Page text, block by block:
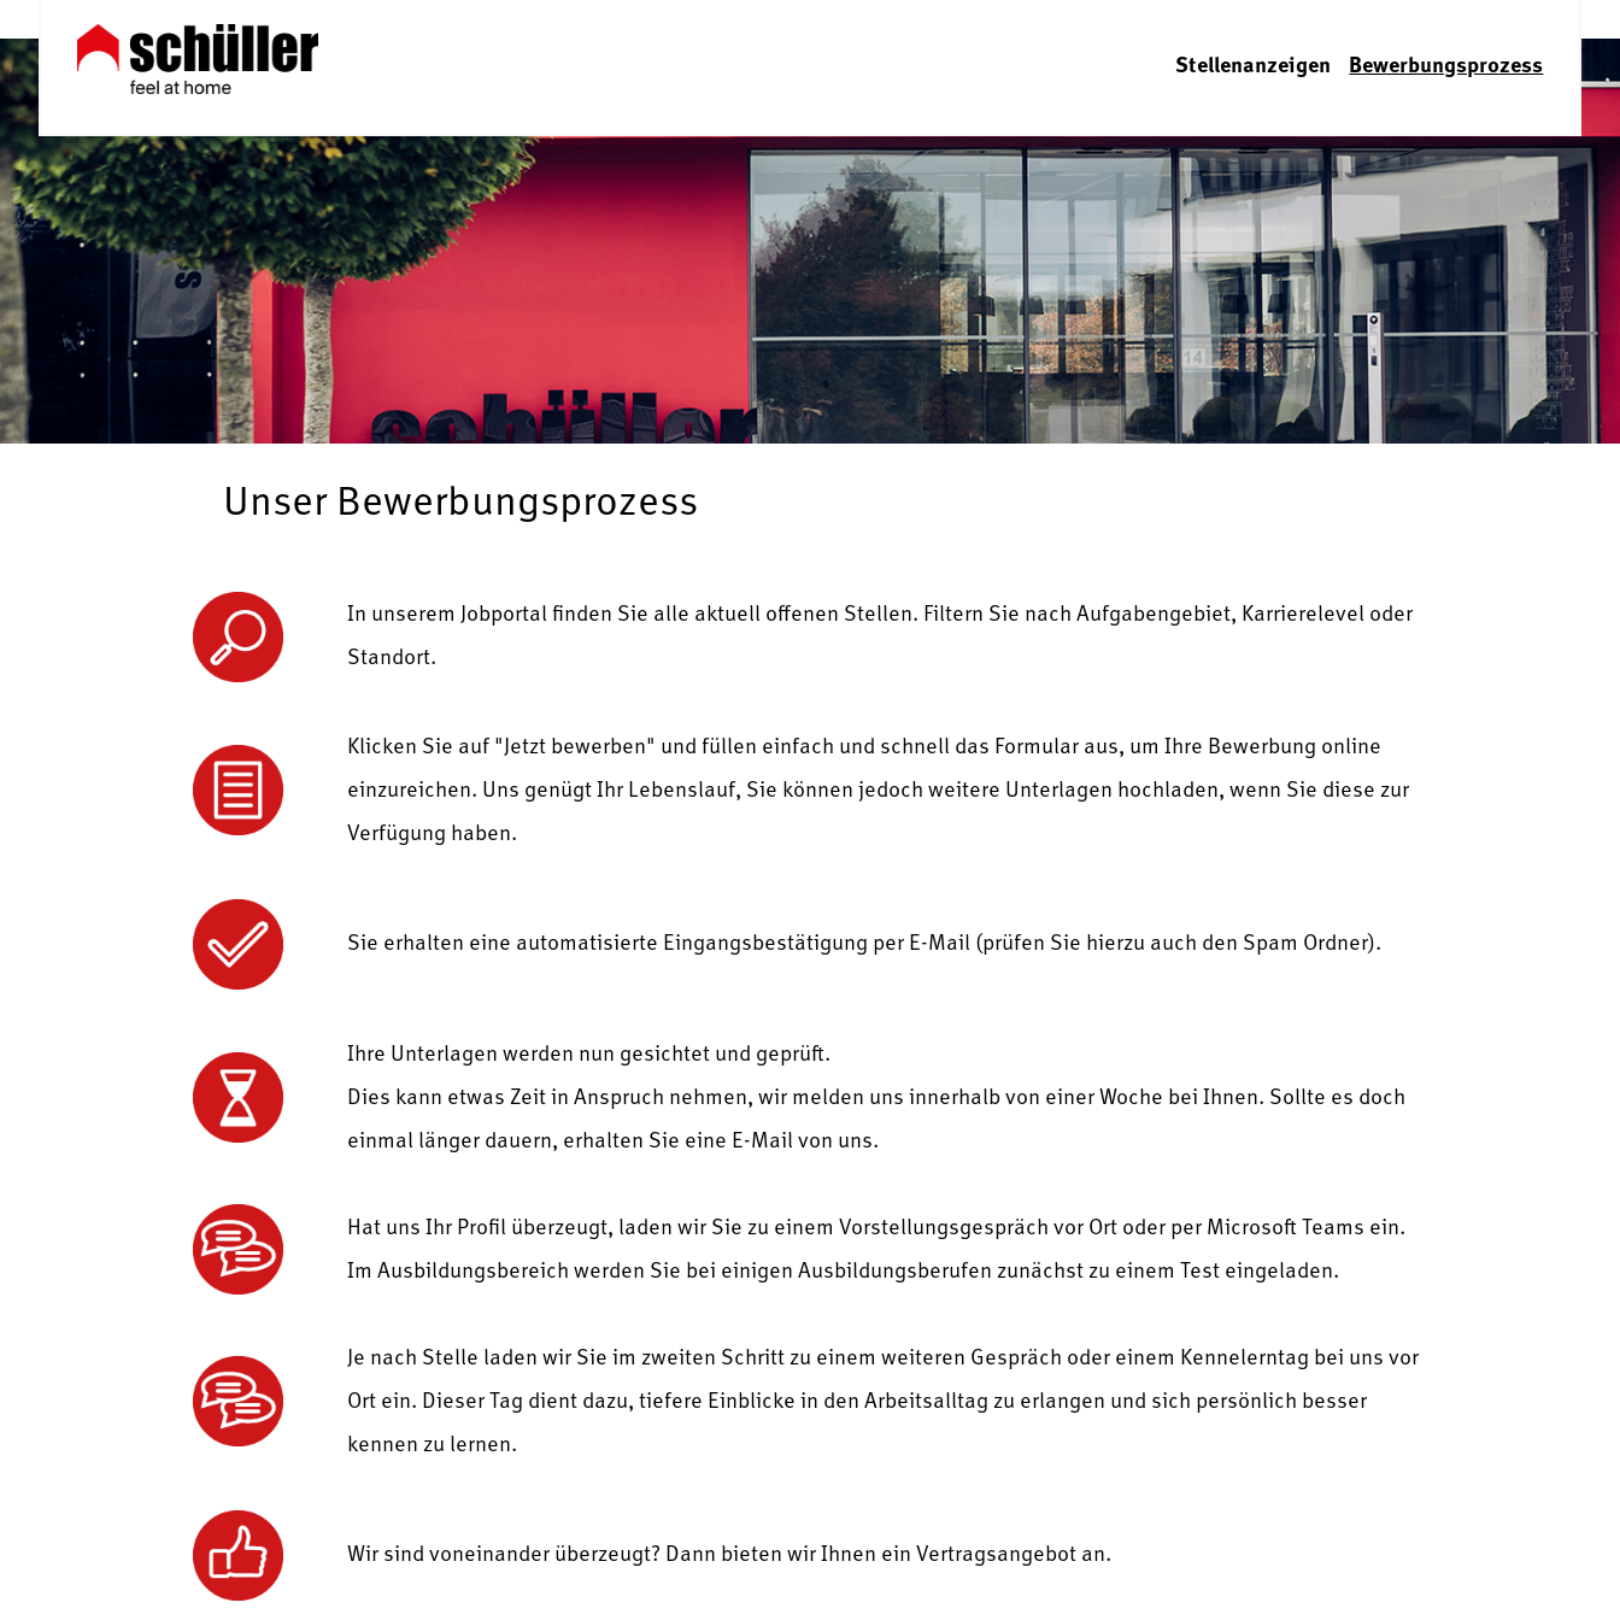
Stellenanzeigen Bewerbungsprozess
Unser Bewerbungsprozess
In unserem Jobportal finden Sie alle aktuell offenen Stellen. Filtern Sie nach Aufgabengebiet, Karrierelevel oder
Standort.
Klicken Sie auf "Jetzt bewerben" und füllen einfach und schnell das Formular aus, um Ihre Bewerbung online
einzureichen. Uns genügt Ihr Lebenslauf, Sie können jedoch weitere Unterlagen hochladen, wenn Sie diese zur
Verfügung haben.
Sie erhalten eine automatisierte Eingangsbestätigung per E-Mail (prüfen Sie hierzu auch den Spam Ordner).
Ihre Unterlagen werden nun gesichtet und geprüft.
Dies kann etwas Zeit in Anspruch nehmen, wir melden uns innerhalb von einer Woche bei Ihnen. Sollte es doch
einmal länger dauern, erhalten Sie eine E-Mail von uns.
Hat uns Ihr Profil überzeugt, laden wir Sie zu einem Vorstellungsgespräch vor Ort oder per Microsoft Teams ein.
Im Ausbildungsbereich werden Sie bei einigen Ausbildungsberufen zunächst zu einem Test eingeladen.
Je nach Stelle laden wir Sie im zweiten Schritt zu einem weiteren Gespräch oder einem Kennelerntag bei uns vor
Ort ein. Dieser Tag dient dazu, tiefere Einblicke in den Arbeitsalltag zu erlangen und sich persönlich besser
kennen zu lernen.
Wir sind voneinander überzeugt? Dann bieten wir Ihnen ein Vertragsangebot an.